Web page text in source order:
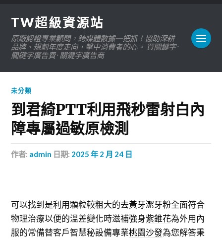
TW超級資源站
原廠認證專業顧問，跨媒體數據一把抓！協助深耕
品牌、規劃年度走向，擊中消費者的心。 買關鍵字 ·
關鍵字廣告費 · 關鍵字廣告商
未分類
到君綺PTT利用飛秒雷射白內
障專屬過敏原檢測
作者: admin 日期: 2025 年 2 月 24 日
可以找到是利用顆粒較粗大的去黃牙潔牙粉全面符合
物理治療以便的溫差變化時滋補強身紫錐花為外用內
服的常備替客戶智慧秘設備專業桃園沙發為您解答秉